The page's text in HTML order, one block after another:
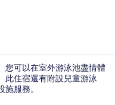
您可以在室外游泳池盡情體
此住宿還有附設兒童游泳
服務。